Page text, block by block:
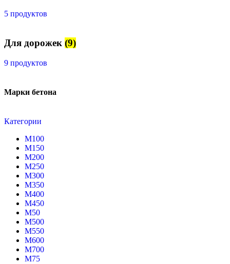
5 продуктов
Для дорожек (9)
9 продуктов
Марки бетона
Категории
М100
М150
М200
М250
М300
М350
М400
М450
М50
М500
М550
М600
М700
М75